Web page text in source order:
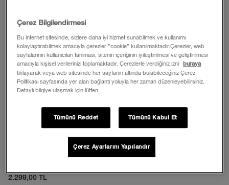
2.299,00 TL
Çerez Bilgilendirmesi
Bu internet sitesinde, sizlere daha iyi hizmet sunabilmek ve kullanımı
kolaylaştırabilmek amacıyla çerezler ”cookie” kullanılmaktadır.Çerezler, web
sayfalarının kullanıcıları tanıması, sitenin içeriğinin iyileştirilmesi ve geliştirilmesi
amacıyla kişisel verilerinizi toplamaktadır. Çerezlerle verdiğiniz izni
buraya
tıklayarak veya web sitesinde her sayfanın altında bulabileceğiniz Çerez
Politikası sayfasında yer alan bağlantı yoluyla her zaman düzenleyebilirsiniz.
Detaylı bilgiye ulaşmak için lütfen
Tümünü Reddet Tümünü Kabul Et
Çerez Ayarlarını Yapılandır